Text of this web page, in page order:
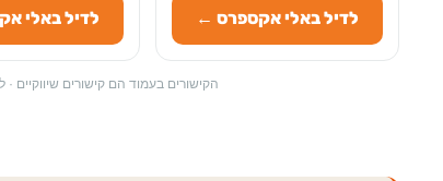
לדיל באלי אקספרס ← לדיל באלי
הקישורים בעמוד הם קישורים